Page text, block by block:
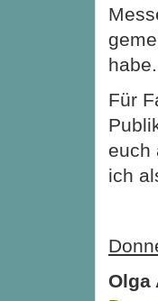
habe.
Für
euch
ich
Olga